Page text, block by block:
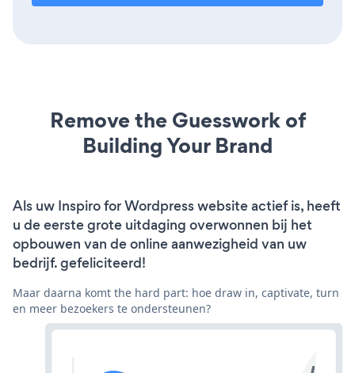
Remove the Guesswork of
Building Your Brand
Als uw Inspiro for Wordpress website actief is, heeft
u de eerste grote uitdaging overwonnen bij het
opbouwen van de online aanwezigheid van uw
bedrijf. gefeliciteerd!
Maar daarna komt the hard part: hoe draw in, captivate, turn
en meer bezoekers te ondersteunen?